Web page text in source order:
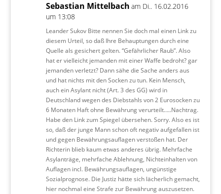
Sebastian Mittelbach am Di.. 16.02.2016
um 13:08
Leander Sukov Bitte nennen Sie doch mal einen Link zu
diesem Urteil, so daß Ihre Behauptungen durch eine
Quelle als gesichert gelten. “Gefährlicher Raub”. Also
hat er vielleicht jemanden mit einer Waffe bedroht? gar
jemanden verletzt? Dann sähe die Sache anders aus
und hat nichts mit den Socken zu tun. Kein Mensch,
auch ein Asylant nicht (Art. 3 des GG) wird in
Deutschland wegen des Diebstahls von 2 Eurosocken zu
6 Monaten Haft ohne Bewährung verurteilt…..Nachtrag.
Habe den Link zum Spiegel übersehen. Sorry. Also es ist
so, daß der junge Mann schon oft negativ aufgefallen ist
und gegen Bewährungsauflagen verstoßen hat. Der
Richterin blieb kaum etwas anderes übrig. Mehrfache
Asylanträge, mehrfache Ablehnung, Nichteinhalten von
Auflagen incl. Bewährungsauflagen, ungünstige
Sozialprognose. Die Justiz hätte sich lächerlich gemacht,
hier nochmal eine Strafe zur Bewährung auszusetzen.